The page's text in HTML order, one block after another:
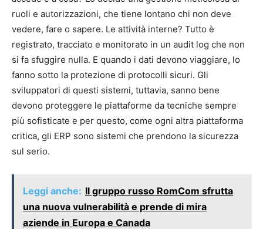
ruoli e autorizzazioni, che tiene lontano chi non deve
vedere, fare o sapere. Le attività interne? Tutto è
registrato, tracciato e monitorato in un audit log che non
si fa sfuggire nulla. E quando i dati devono viaggiare, lo
fanno sotto la protezione di protocolli sicuri. Gli
sviluppatori di questi sistemi, tuttavia, sanno bene
devono proteggere le piattaforme da tecniche sempre
più sofisticate e per questo, come ogni altra piattaforma
critica, gli ERP sono sistemi che prendono la sicurezza
sul serio.
Leggi anche: Il gruppo russo RomCom sfrutta
una nuova vulnerabilità e prende di mira
aziende in Europa e Canada